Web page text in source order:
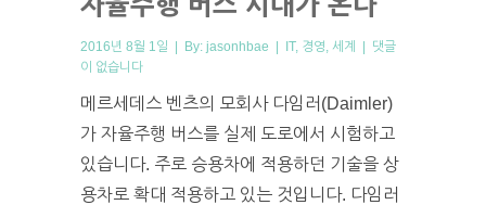
2016년 8월 1일 | By: jasonhbae | IT, 경영 세계 | 댓글
이 없습니다
메르세데스 벤츠의 모회사 다임러(Daimler)
가 자율주행 버스를 실제 도로에서 시험하고
있습니다. 주로 승용차에 적용하던 기술을 상
용차로 확대 적용하고 있는 것입니다. 다임러